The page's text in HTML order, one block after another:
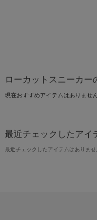
ローカットスニーカー
現在おすすめアイテムはありません
最近チェックしたアイ
最近チェックしたアイテムはありませ